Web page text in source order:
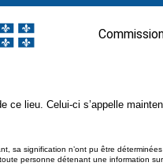
ce lieu. Celui-ci s’appelle
sa signification n’ont pu être déterminées
personne détenant une information